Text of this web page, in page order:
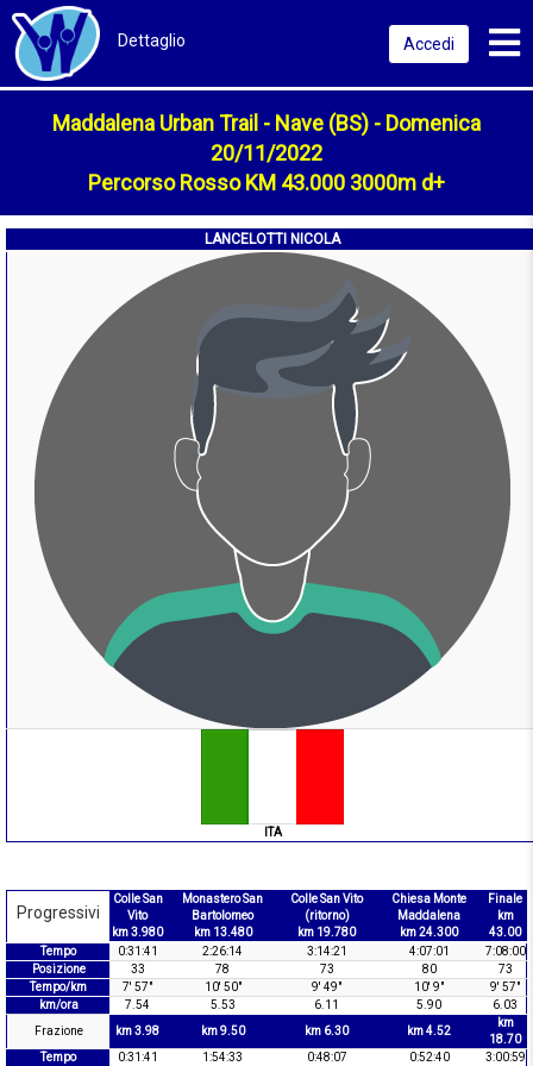
Dettaglio Accedi
Maddalena Urban Trail - Nave (BS) - Domenica
20/11/2022
Percorso Rosso KM 43.000 3000m d+
LANCELOTTI NICOLA
ITA
Progressivi
Colle San
Vito
km 3.980
Monastero San
Bartolomeo
km 13.480
Colle San Vito
(ritorno)
km 19.780
Chiesa Monte
Maddalena
km 24.300
Finale
km
43.00
Tempo
0:31:41 2:26:14 3:14:21 4:07:01
7:08:00
Posizione
33 78 73 80
73
Tempo/km
7' 57" 10' 50" 9' 49" 10' 9"
9' 57"
km/ora
7.54 5.53 6.11 5.90
6.03
Frazione
km 3.98 km 9.50 km 6.30 km 4.52
km
18.70
Tempo
0:31:41 1:54:33 0:48:07 0:52:40 3:00:59